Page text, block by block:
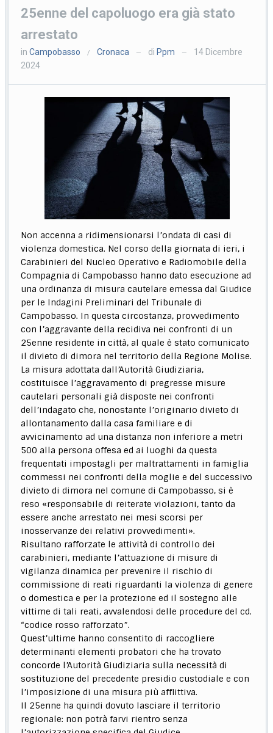
25enne del capoluogo era già stato
arrestato
inCampobasso / Cronaca — di Ppm —
14 Dicembre
2024
Non accenna a ridimensionarsi l’ondata di casi di
violenza domestica. Nel corso della giornata di ieri, i
Carabinieri del Nucleo Operativo e Radiomobile della
Compagnia di Campobasso hanno dato esecuzione ad
una ordinanza di misura cautelare emessa dal Giudice
per le Indagini Preliminari del Tribunale di
Campobasso. In questa circostanza, provvedimento
con l’aggravante della recidiva nei confronti di un
25enne residente in città, al quale è stato comunicato
il divieto di dimora nel territorio della Regione Molise.
La misura adottata dall’Autorità Giudiziaria,
costituisce l’aggravamento di pregresse misure
cautelari personali già disposte nei confronti
dell’indagato che, nonostante l’originario divieto di
allontanamento dalla casa familiare e di
avvicinamento ad una distanza non inferiore a metri
500 alla persona offesa ed ai luoghi da questa
frequentati impostagli per maltrattamenti in famiglia
commessi nei confronti della moglie e del successivo
divieto di dimora nel comune di Campobasso, si è
reso «responsabile di reiterate violazioni, tanto da
essere anche arrestato nei mesi scorsi per
inosservanze dei relativi provvedimenti».
Risultano rafforzate le attività di controllo dei
carabinieri, mediante l’attuazione di misure di
vigilanza dinamica per prevenire il rischio di
commissione di reati riguardanti la violenza di genere
o domestica e per la protezione ed il sostegno alle
vittime di tali reati, avvalendosi delle procedure del cd.
“codice rosso rafforzato”.
Quest’ultime hanno consentito di raccogliere
determinanti elementi probatori che ha trovato
concorde l’Autorità Giudiziaria sulla necessità di
sostituzione del precedente presidio custodiale e con
l’imposizione di una misura più afflittiva.
Il 25enne ha quindi dovuto lasciare il territorio
regionale: non potrà farvi rientro senza